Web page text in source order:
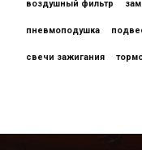
воздушный фильтр
пневмоподушка
свечи зажигания